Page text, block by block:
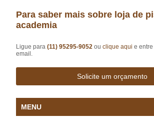
Para saber mais sobre loja de
academia
Ligue para(11) 95295-9052ouclique aqui e
email.
Solicite um orçamento
MENU